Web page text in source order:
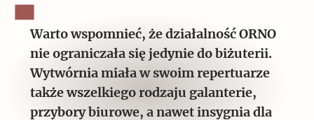
Warto wspomnieć, że działalność ORNO
nie ograniczała się jedynie do biżuterii.
Wytwórnia miała w swoim repertuarze
także wszelkiego rodzaju galanterie,
przybory biurowe, a nawet insygnia dla